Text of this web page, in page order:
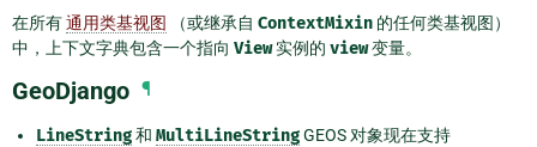
在所有通用类基视图 （或继承自 ContextMixin 的任何类基视图）
中，上下文字典包含一个指向 View实例的 view变量。
GeoDjango ¶
LineString和 MultiLineStringGEOS 对象现在支持